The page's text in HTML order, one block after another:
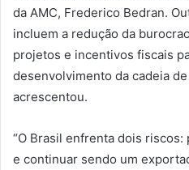
da AMC, Frederico Bedran.
incluem a redução da
projetos e incentivos fiscais
desenvolvimento da cadeia
acrescentou.
“O Brasil enfrenta dois
e continuar sendo um